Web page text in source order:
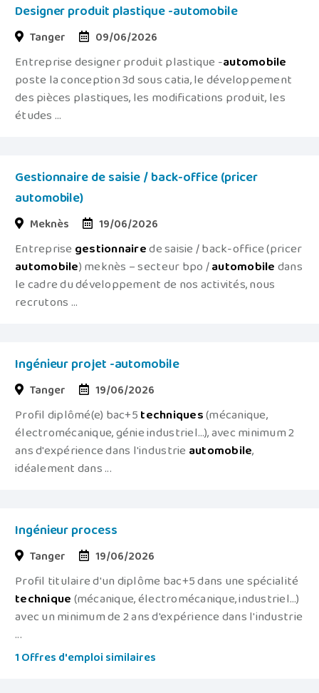
Designer produit plastique -automobile
Tanger 09/06/2026
Entreprise designer produit plastique -automobile
poste la conception 3d sous catia, le développement
des pièces plastiques, les modifications produit, les
études ...
Gestionnaire de saisie / back-office (pricer
automobile)
Meknès 19/06/2026
Entreprise gestionnairede saisie / back-office (pricer
automobile) meknès – secteur bpo /automobiledans
le cadre du développement de nos activités, nous
recrutons ...
Ingénieur projet -automobile
Tanger 19/06/2026
Profil diplômé(e) bac+5techniques(mécanique,
électromécanique, génie industriel…), avec minimum 2
ans d'expérience dans l'industrie automobile,
idéalement dans ...
Ingénieur process
Tanger 19/06/2026
Profil titulaire d'un diplôme bac+5 dans une spécialité
technique(mécanique, électromécanique, industriel…)
avec un minimum de 2 ans d'expérience dans l'industrie
...
1 Offres d'emploi similaires